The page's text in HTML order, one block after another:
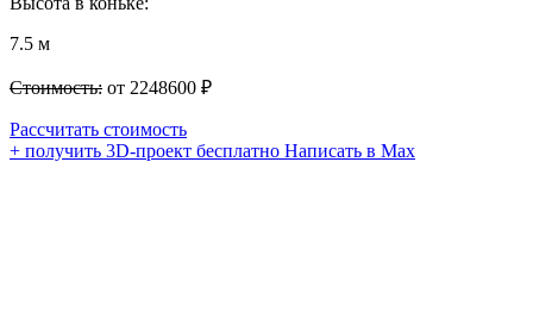
7.5 м
Стоимость: от 2248600 ₽
Рассчитать стоимость
+ получить 3D-проект бесплатно Написать в Max